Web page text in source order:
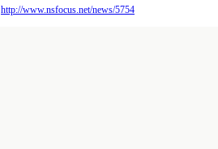
http://www.nsfocus.net/news/5754